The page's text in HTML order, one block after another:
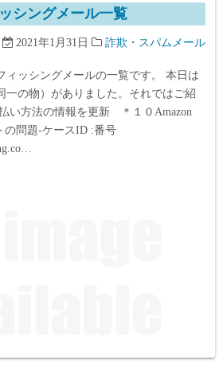
シングメール一覧
2021年1月31日 詐欺・スパムメール
ィッシングメールの一覧です。 本日は
一の物）がありました。それではご紹
い方法の情報を更新 ＊１０Amazon
の問題-ケースID :番号